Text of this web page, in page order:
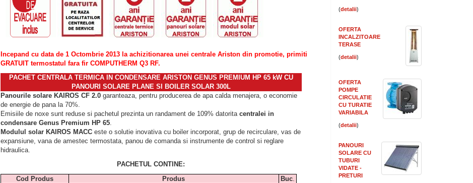
Incepand cu data de 1 Octombrie 2013 la achizitionarea unei centrale Ariston din promotie, primiti
GRATUIT termostatul fara fir COMPUTHERM Q3 RF.
PACHET CENTRALA TERMICA IN CONDENSARE ARISTON GENUS PREMIUM HP 65 kW CU
PANOURI SOLARE PLANE SI BOILER SOLAR 300L
Panourile solare KAIROS CF 2.0garanteaza, pentru producerea de apa calda menajera, o economie
de energie de pana la 70%.
Emisiile de noxe sunt reduse si pachetul prezinta un randament de 109% datorita centralei in
condensare Genus Premium HP 65.
Modulul solar KAIROS MACCeste o solutie inovativa cu boiler incorporat, grup de recirculare, vas de
expansiune, vana de amestec termostata, panou de comanda si instrumente de control si reglare
hidraulica.
PACHETUL CONTINE:
Cod Produs
Produs Buc.
( )
OFERTA
INCALZITOARE
TERASE
( )
OFERTA
POMPE
CIRCULATIE
CU TURATIE
VARIABILA
( )
PANOURI
SOLARE CU
TUBURI
VIDATE -
PRETURI